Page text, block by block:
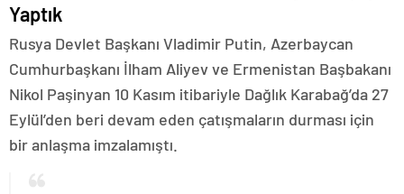
Yaptık
Rusya Devlet Başkanı Vladimir Putin, Azerbaycan
Cumhurbaşkanı İlham Aliyev ve Ermenistan Başbakanı
Nikol Paşinyan 10 Kasım itibariyle Dağlık Karabağ’da 27
Eylül’den beri devam eden çatışmaların durması için
bir anlaşma imzalamıştı.